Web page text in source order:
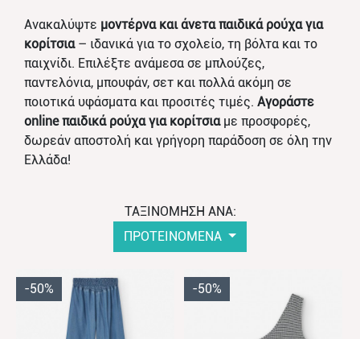
Ανακαλύψτε μοντέρνα και άνετα παιδικά ρούχα για
κορίτσια– ιδανικά για το σχολείο, τη βόλτα και το
παιχνίδι. Επιλέξτε ανάμεσα σε μπλούζες,
παντελόνια, μπουφάν, σετ και πολλά ακόμη σε
ποιοτικά υφάσματα και προσιτές τιμές. Αγοράστε
online παιδικά ρούχα για κορίτσιαμε προσφορές,
δωρεάν αποστολή και γρήγορη παράδοση σε όλη την
Ελλάδα!
ΤΑΞΙΝΟΜΗΣΗ ΑΝΑ:
ΠΡΟΤΕΙΝΟΜΕΝΑ
-50% -50%